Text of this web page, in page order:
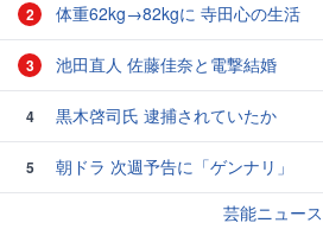
2 体重62kg→82kgに 寺田心の生活
3 池田直人 佐藤佳奈と電撃結婚
4 黒木啓司氏 逮捕されていたか
5
朝ドラ 次週予告に「ゲンナリ」
芸能ニュー